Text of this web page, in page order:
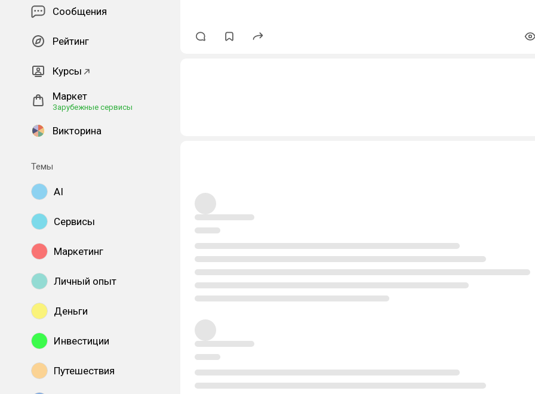
Сообщения
Рейтинг
Курсы
Маркет
Зарубежные сервисы
Викторина
Темы
AI
Сервисы
Маркетинг
Личный опыт
Деньги
Инвестиции
Путешествия